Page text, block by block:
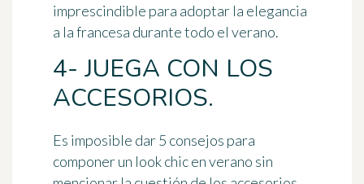
imprescindible para adoptar la elegancia
a la francesa durante todo el verano.
4- JUEGA CON LOS
ACCESORIOS.
Es imposible dar 5 consejos para
componer un look chic en verano sin